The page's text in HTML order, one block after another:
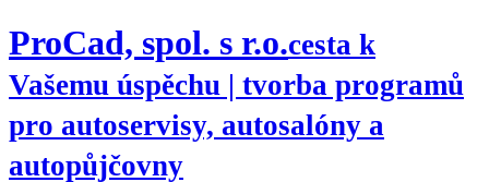
ProCad, spol. s r.o.cesta k
Vašemu úspěchu | tvorba programů
pro autoservisy, autosalóny a
autopůjčovny